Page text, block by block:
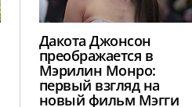
Дакота Джонсон
преображается в
Мэрилин Монро:
первый взгляд на
новый фильм Мэгги